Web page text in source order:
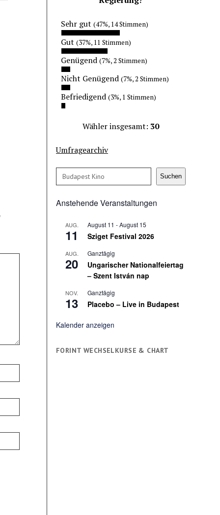
Sehr gut(47%, 14 Stimmen)
Gut(37%, 11 Stimmen)
Genügend(7%, 2 Stimmen)
Nicht Genügend(7%, 2 Stimmen)
Befriedigend(3%, 1 Stimmen)
Wähler insgesamt: 30
Umfragearchiv
Suchen Suchen
Anstehende Veranstaltungen
AUG.
11
August 11 -August 15
Sziget Festival 2026
AUG.
20
Ganztägig
Ungarischer Nationalfeiertag
– Szent István nap
NOV.
13
Ganztägig
Placebo – Live in Budapest
Kalender anzeigen
FORINT WECHSELKURSE & CHART